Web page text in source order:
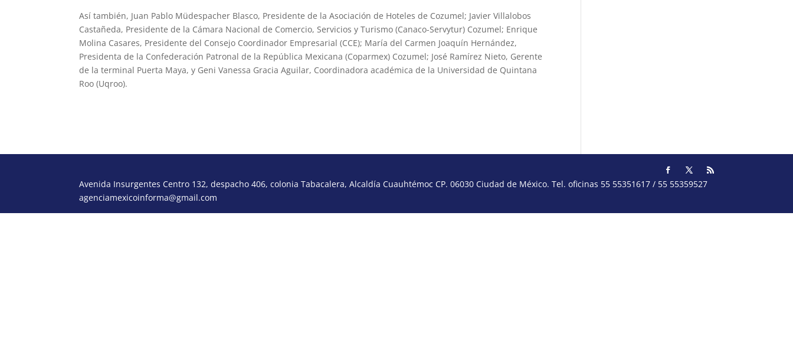
Así también, Juan Pablo Müdespacher Blasco, Presidente de la Asociación de Hoteles de Cozumel; Javier Villalobos
Castañeda, Presidente de la Cámara Nacional de Comercio, Servicios y Turismo (Canaco-Servytur) Cozumel; Enrique
Molina Casares, Presidente del Consejo Coordinador Empresarial (CCE); María del Carmen Joaquín Hernández,
Presidenta de la Confederación Patronal de la República Mexicana (Coparmex) Cozumel; José Ramírez Nieto, Gerente
de la terminal Puerta Maya, y Geni Vanessa Gracia Aguilar, Coordinadora académica de la Universidad de Quintana
Roo (Uqroo).
Avenida Insurgentes Centro 132, despacho 406, colonia Tabacalera, Alcaldía Cuauhtémoc CP. 06030 Ciudad de México. Tel. oficinas 55 55351617 / 55 55359527
agenciamexicoinforma@gmail.com